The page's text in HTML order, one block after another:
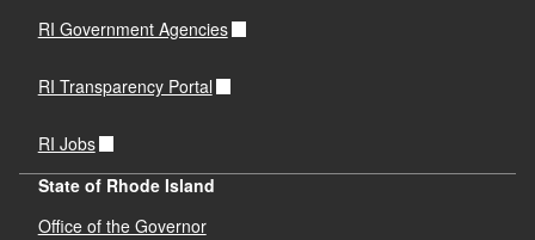
RI Government Agencies
RI Transparency Portal
RI Jobs
State of Rhode Island
Office of the Governor